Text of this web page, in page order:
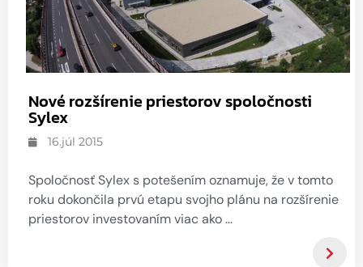
Nové rozšírenie priestorov spoločnosti
Sylex
16.júl 2015
Spoločnosť Sylex s potešením oznamuje, že v tomto
roku dokončila prvú etapu svojho plánu na rozšírenie
priestorov investovaním viac ako ...